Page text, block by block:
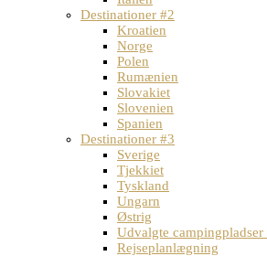
Destinationer #2
Kroatien
Norge
Polen
Rumænien
Slovakiet
Slovenien
Spanien
Destinationer #3
Sverige
Tjekkiet
Tyskland
Ungarn
Østrig
Udvalgte
Rejseplanlægning